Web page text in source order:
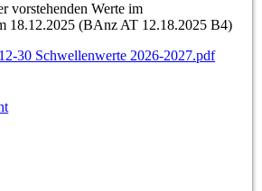
vorstehenden Werte im
18.12.2025 (BAnz AT 12.18.2025 B4)
30 Schwellenwerte 2026-2027.pdf